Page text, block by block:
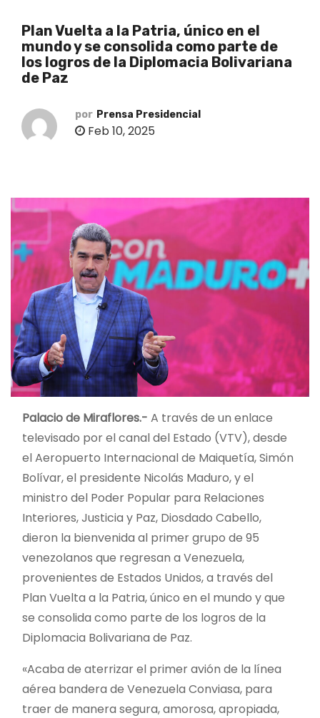
Plan Vuelta a la Patria, único en el
mundo y se consolida como parte de
los logros de la Diplomacia Bolivariana
de Paz
por Prensa Presidencial
Feb 10, 2025
Palacio de Miraflores.- A través de un enlace
televisado por el canal del Estado (VTV), desde
el Aeropuerto Internacional de Maiquetía, Simón
Bolívar, el presidente Nicolás Maduro, y el
ministro del Poder Popular para Relaciones
Interiores, Justicia y Paz, Diosdado Cabello,
dieron la bienvenida al primer grupo de 95
venezolanos que regresan a Venezuela,
provenientes de Estados Unidos, a través del
Plan Vuelta a la Patria, único en el mundo y que
se consolida como parte de los logros de la
Diplomacia Bolivariana de Paz.
«Acaba de aterrizar el primer avión de la línea
aérea bandera de Venezuela Conviasa, para
traer de manera segura, amorosa, apropiada,